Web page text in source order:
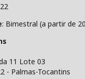
: Bimestral (a partir de
11 Lote 03
- Palmas-Tocantins